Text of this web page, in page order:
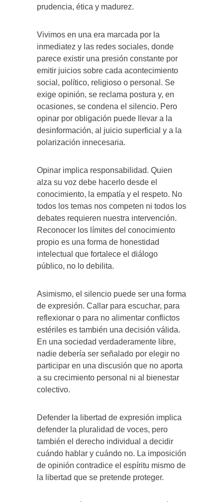
prudencia, ética y madurez.
Vivimos en una era marcada por la
inmediatez y las redes sociales, donde
parece existir una presión constante por
emitir juicios sobre cada acontecimiento
social, político, religioso o personal. Se
exige opinión, se reclama postura y, en
ocasiones, se condena el silencio. Pero
opinar por obligación puede llevar a la
desinformación, al juicio superficial y a la
polarización innecesaria.
Opinar implica responsabilidad. Quien
alza su voz debe hacerlo desde el
conocimiento, la empatía y el respeto. No
todos los temas nos competen ni todos los
debates requieren nuestra intervención.
Reconocer los límites del conocimiento
propio es una forma de honestidad
intelectual que fortalece el diálogo
público, no lo debilita.
Asimismo, el silencio puede ser una forma
de expresión. Callar para escuchar, para
reflexionar o para no alimentar conflictos
estériles es también una decisión válida.
En una sociedad verdaderamente libre,
nadie debería ser señalado por elegir no
participar en una discusión que no aporta
a su crecimiento personal ni al bienestar
colectivo.
Defender la libertad de expresión implica
defender la pluralidad de voces, pero
también el derecho individual a decidir
cuándo hablar y cuándo no. La imposición
de opinión contradice el espíritu mismo de
la libertad que se pretende proteger.